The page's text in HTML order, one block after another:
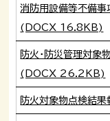
消防用設備等不備事
(DOCX 16.8KB)
防火・防災管理対象
(DOCX 26.2KB)
防火対象物点検結